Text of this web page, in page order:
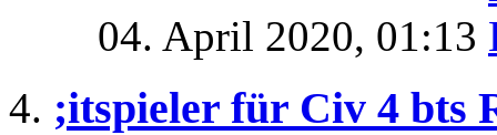
04. April 2020, 01:13
;itspieler für Civ 4 bts